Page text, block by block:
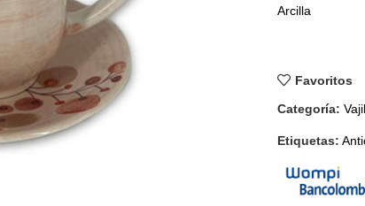
Arcilla
Favoritos
Categoría:
Etiquetas: